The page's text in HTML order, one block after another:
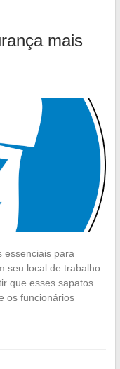
mais
essenciais para
seu local de trabalho.
que esses sapatos
os funcionários